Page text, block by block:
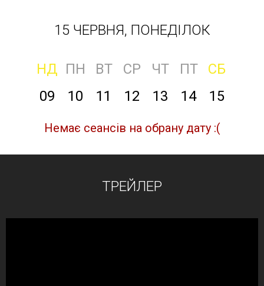
15 ЧЕРВНЯ, ПОНЕДІЛОК
НД ПН ВТ СР ЧТ ПТ
СБ
09
10 11 12 13 14 15
Немає сеансів на обрану дату :(
ТРЕЙЛЕР